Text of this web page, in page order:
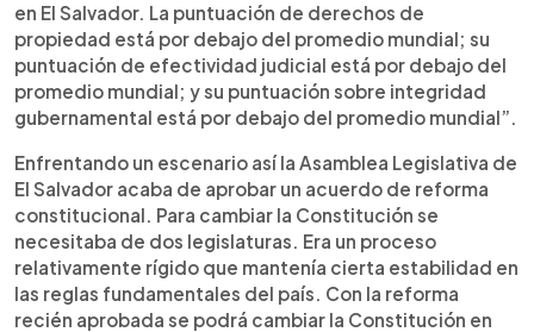
en El Salvador. La puntuación de derechos de
propiedad está por debajo del promedio mundial; su
puntuación de efectividad judicial está por debajo del
promedio mundial; y su puntuación sobre integridad
gubernamental está por debajo del promedio mundial”.
Enfrentando un escenario así la Asamblea Legislativa de
El Salvador acaba de aprobar un acuerdo de reforma
constitucional. Para cambiar la Constitución se
necesitaba de dos legislaturas. Era un proceso
relativamente rígido que mantenía cierta estabilidad en
las reglas fundamentales del país. Con la reforma
recién aprobada se podrá cambiar la Constitución en